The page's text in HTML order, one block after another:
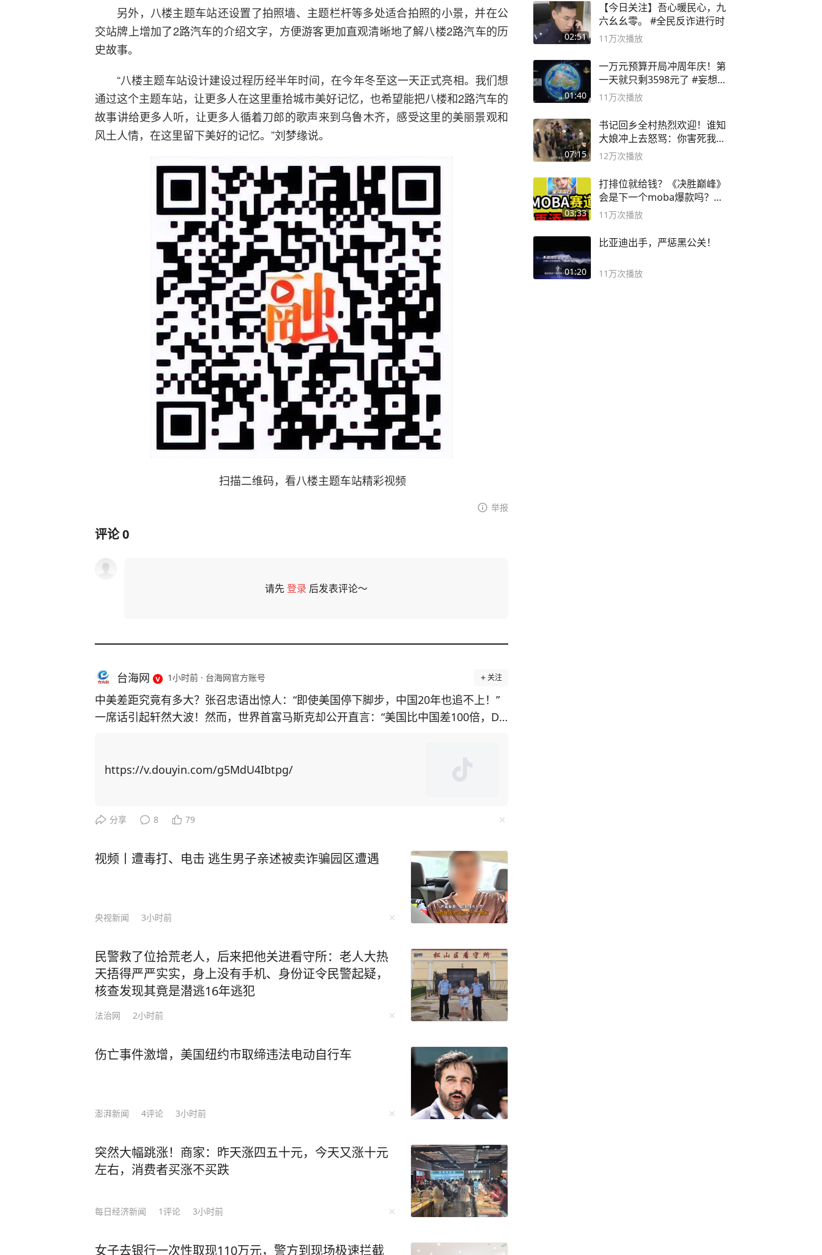
另外，八楼主题车站还设置了拍照墙、主题栏杆等多处适合拍照的小景，并在公
交站牌上增加了2路汽车的介绍文字，方便游客更加直观清晰地了解八楼2路汽车的历
史故事。
“八楼主题车站设计建设过程历经半年时间，在今年冬至这一天正式亮相。我们想
通过这个主题车站，让更多人在这里重拾城市美好记忆，也希望能把八楼和2路汽车的
故事讲给更多人听，让更多人循着刀郎的歌声来到乌鲁木齐，感受这里的美丽景观和
风土人情，在这里留下美好的记忆。”刘梦缘说。
扫描二维码，看八楼主题车站精彩视频
举报
评论0
请先登录 后发表评论～
台海网 1小时前 · 台海网官方账号 关注
中美差距究竟有多大？张召忠语出惊人：“即使美国停下脚步，中国20年也追不上！”
一席话引起轩然大波！然而，世界首富马斯克却公开直言：“美国比中国差100倍，De
被openAI、谷歌等美国科技巨头垄断。它们为了攫取超额利润，稳固自己的超然地
eepSeek）先后发布了DeepSeek-V3和DeepSeek-R1两款大模型，成本价格低廉，性
试复制DeepSeek的成果。 对此，美国白宫在谈及该模型时说，中国公司发布的最新
人工智能技术应该为美国行业敲响警钟。在此前，美国召集硅谷巨头秘密启动"Projec
t Stargate"，计划用2年时间建成全球规模最大AI算力集群。可惜，这个疯狂计划，
络一样触手可及。 在中国，各个行业、多家企业也纷纷抢滩布局：中国电信、中国联
商，国泰君安、兴业证券等多家券商宣布接入DeepSeek大模型，探索行业智能化升
级路径。 从蒸汽机到互联网，再到如今的生成式AI，人类对被机器取代的焦虑从未停
止。 AI的崛起是一场革命，它带来的不是“未来可能”，而是“现在正在”。当我们在阅
读这段文字的短短30秒里，全球至少有2000个岗位被AI系统所悄然替代。 如果你觉
得“我在中国，人工成本低”就安全，那你可能忽略了这样一个逻辑：当算力成本不断
所的合伙人张律师，年收入200万，最近却主动报了个AI培训班。 原因很简单：他的
一个助理用AI整理案卷，1小时完成了他3天的工作量。“我如果不学AI，明年可能就是
智能体把重复劳动自动化——效率翻倍，准点下班。 过去两年，招聘要求里出现"AI
再是与AI比智商，真正的竞赛在于：谁能更好地与AI协作，谁能更聪明地使用这个“外
挂大脑”。 当你的同事开始用AI两小时完成你一天的工作时，问题不再是“我的工作会
被AI取代吗？”，而是——我如何使用AI，让自己变得不可替代？ 2026年开工首周，
企业招聘中明确要求会使用AI工具的岗位同比增长215.61%，相关职位招聘平均年薪
达27.34 万元，整体高于未要求AI能力的职位。 在这个DeepSeek惊艳全网，身边人
不入”！ 为此，马斯克强烈推荐大家提早学AI，而这一套《AI时代生存手册》，不管
https://v.douyin.com/g5MdU4Ibtpg/
分享 8 79
视频丨遭毒打、电击 逃生男子亲述被卖诈骗园区遭遇
央视新闻 3小时前
民警救了位拾荒老人，后来把他关进看守所：老人大热
天捂得严严实实，身上没有手机、身份证令民警起疑，
核查发现其竟是潜逃16年逃犯
法治网 2小时前
伤亡事件激增，美国纽约市取缔违法电动自行车
澎湃新闻 4评论 3小时前
突然大幅跳涨！商家：昨天涨四五十元，今天又涨十元
左右，消费者买涨不买跌
每日经济新闻 1评论 3小时前
女子去银行一次性取现110万元，警方到现场极速拦截
02:51
【今日关注】吾心暖民心，九
六幺幺零。 #全民反诈进行时
11万次播放
01:40
一万元预算开局冲周年庆！第
一天就只剩3598元了 #妄想山
海
11万次播放
07:15
书记回乡全村热烈欢迎！谁知
大娘冲上去怒骂：你害死我儿
子
12万次播放
03:33
打排位就给钱？《决胜巅峰》
会是下一个moba爆款吗？#
决胜巅峰
11万次播放
01:20
比亚迪出手，严惩黑公关！
11万次播放